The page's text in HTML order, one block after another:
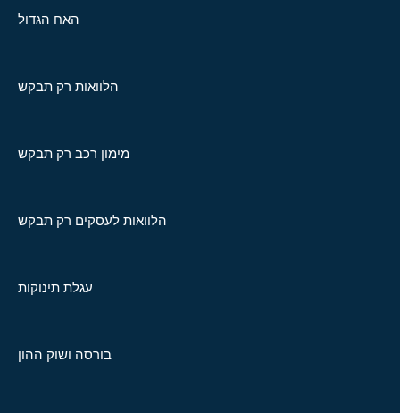
האח הגדול
הלוואות רק תבקש
מימון רכב רק תבקש
הלוואות לעסקים רק תבקש
עגלת תינוקות
בורסה ושוק ההון